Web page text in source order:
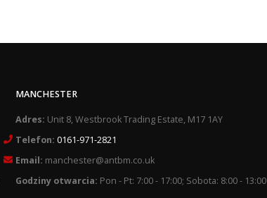
MANCHESTER
Adres: Unit 8, Westbrook Trading Estate, M17 1AY
Telefon: 0161-971-2821
Email: manchester@antbm.co.uk
Godziny otwarcia: Pon - Pt: 7:00 - 17:00; Sobota: 8:00 - 13:00